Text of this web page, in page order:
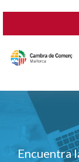
Encuentra